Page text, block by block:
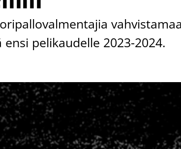
pelikaudelle 2023-2024.